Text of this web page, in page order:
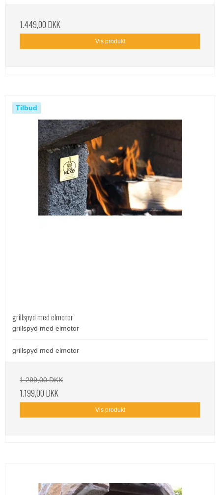
1.449,00 DKK
Vis produkt
Tilbud
grillspyd med elmotor
grillspyd med elmotor
grillspyd med elmotor
1.299,00 DKK
1.199,00 DKK
Vis produkt